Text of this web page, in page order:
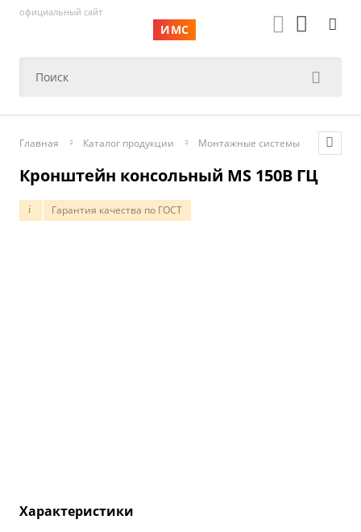
официальный сайт
ИМС
Главная Каталог продукции Монтажные системы
Кронштейн консольный MS 150B ГЦ
i Гарантия качества по ГОСТ
Характеристики